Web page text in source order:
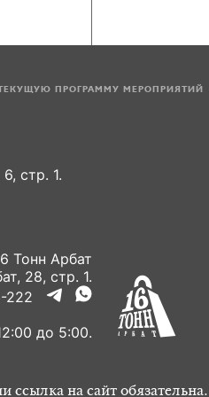
ПРОГРАММУ МЕРОПРИЯТИЙ
стр. 1.
Тонн Арбат
28, стр. 1.
222
до 5:00.
на сайт обязательна.